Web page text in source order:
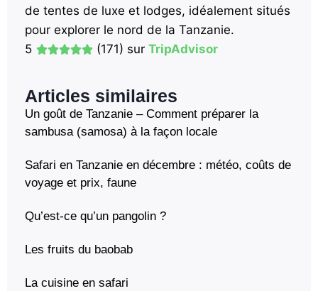
de tentes de luxe et lodges, idéalement situés
pour explorer le nord de la Tanzanie.
5
(171) sur TripAdvisor
Articles similaires
Un goût de Tanzanie – Comment préparer la
sambusa (samosa) à la façon locale
Safari en Tanzanie en décembre : météo, coûts de
voyage et prix, faune
Qu’est-ce qu’un pangolin ?
Les fruits du baobab
La cuisine en safari